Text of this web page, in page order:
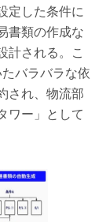
定した条件に
書類の作成な
計される。こ
バラバラな依
され、物流部
ワー」として